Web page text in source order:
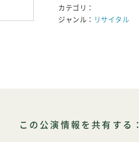
カテゴリ：
ジャンル： リサイタル
この公演情報を共有する：